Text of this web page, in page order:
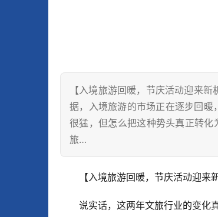
【入境旅游回暖，节庆活动迎来
据，入境旅游的市场正在逐步回
很猛，但怎么把这种势头真正转
旅…
【入境旅游回暖，节庆活动迎来
说实话，这两年文旅行业的变化